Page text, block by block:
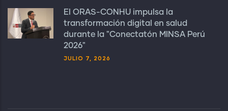
El ORAS-CONHU impulsa la
transformación digital en salud
durante la "Conectatón MINSA Perú
2026"
JULIO 7, 2026